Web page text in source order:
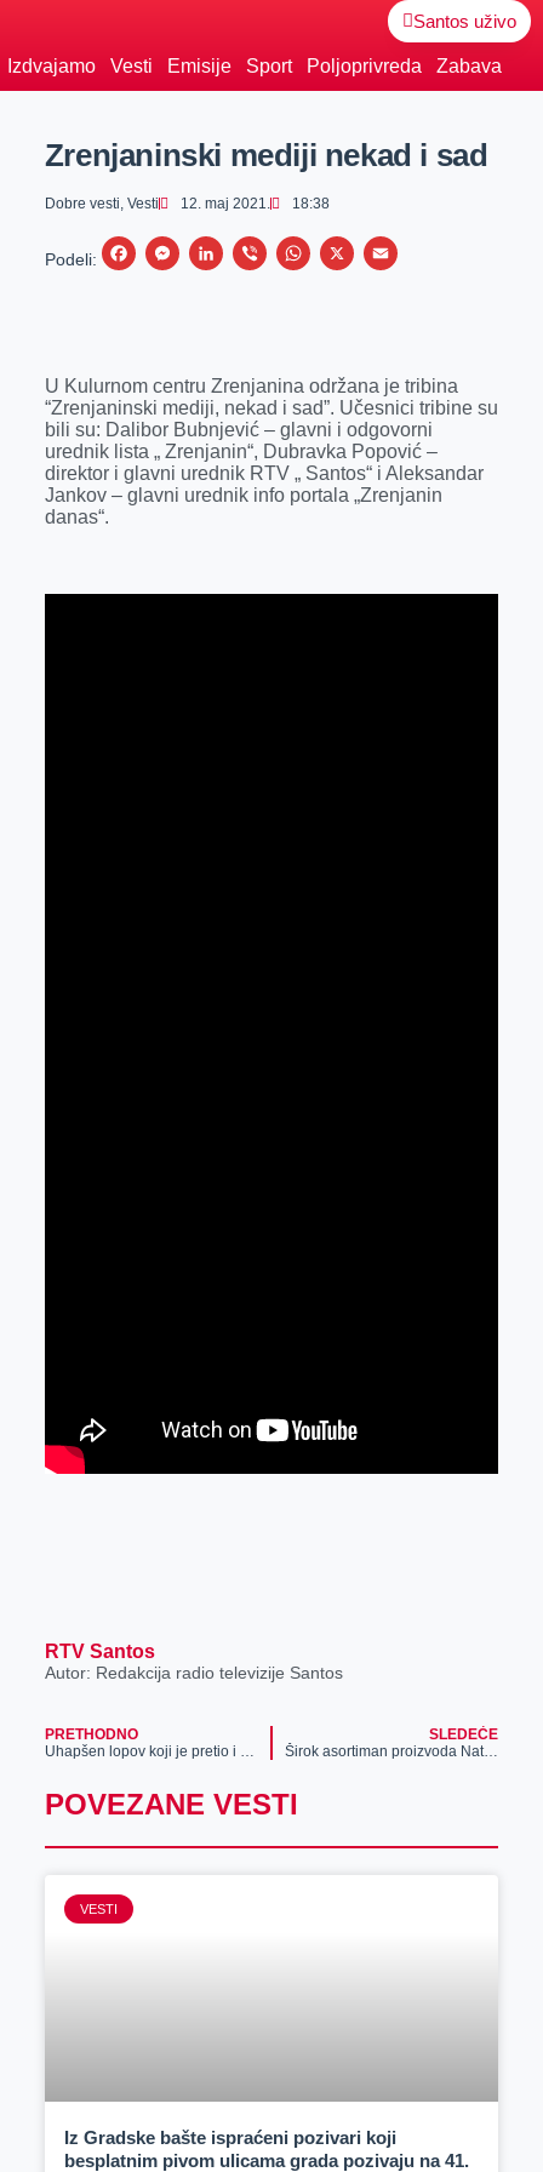
Santos uživo
Izdvajamo Vesti Emisije Sport Poljoprivreda Zabava
Zrenjaninski mediji nekad i sad
Dobre vesti, Vesti 12. maj 2021. 18:38
Podeli:
F
b
o
o
k
M
e
n
g
e
L
e
d
I
n
V
r
W
s
A
p
p
X
E
l
U Kulurnom centru Zrenjanina održana je tribina
“Zrenjaninski mediji, nekad i sad”. Učesnici tribine su
bili su: Dalibor Bubnjević – glavni i odgovorni
urednik lista „ Zrenjanin“, Dubravka Popović –
direktor i glavni urednik RTV „ Santos“ i Aleksandar
Jankov – glavni urednik info portala „Zrenjanin
danas“.
RTV Santos
Autor: Redakcija radio televizije Santos
PRETHODNO
Uhapšen lopov koji je pretio i vređao poljočuvare, dok je krao sa tuđe njive
SLEDEĆE
Širok asortiman proizvoda Nataše Božić
POVEZANE VESTI
VESTI
Iz Gradske bašte ispraćeni pozivari koji
besplatnim pivom ulicama grada pozivaju na 41.